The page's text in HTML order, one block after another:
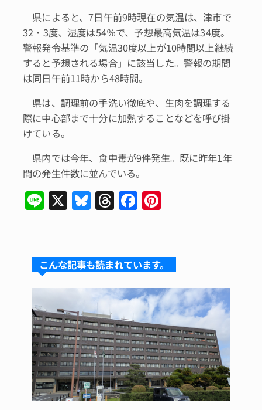
県によると、7日午前9時現在の気温は、津市で
32・3度、湿度は54％で、予想最高気温は34度。
警報発令基準の「気温30度以上が10時間以上継続
すると予想される場合」に該当した。警報の期間
は同日午前11時から48時間。
県は、調理前の手洗い徹底や、生肉を調理する
際に中心部まで十分に加熱することなどを呼び掛
けている。
県内では今年、食中毒が9件発生。既に昨年1年
間の発生件数に並んでいる。
Li
n
X Bl
u
s
k
y
T
hr
a
d
s
F
a
e
b
o
o
k
re
st
こんな記事も読まれています。